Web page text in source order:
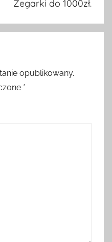
Zegarki do 1000zł.
opublikowany.
*